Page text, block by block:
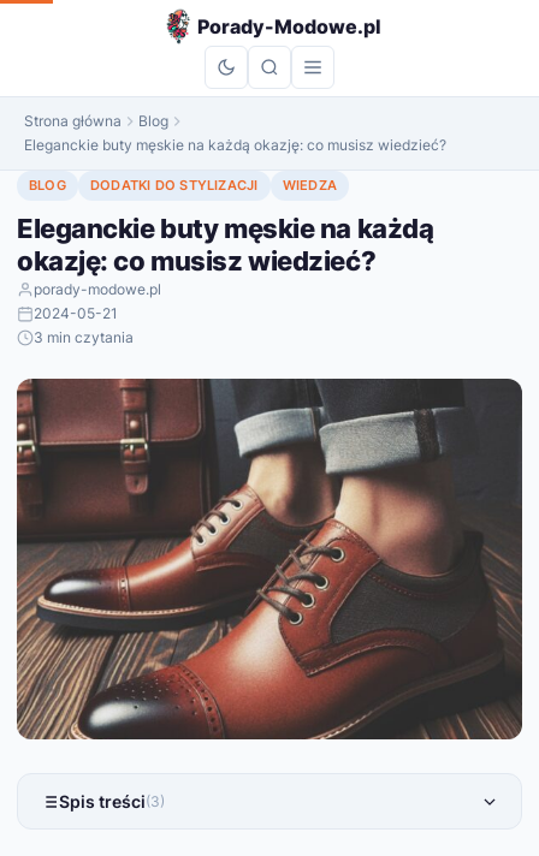
do
Porady-Modowe.pl
Strona główna
Blog
Eleganckie buty męskie na każdą okazję: co musisz wiedzieć?
BLOG DODATKI DO STYLIZACJI WIEDZA
Eleganckie buty męskie na każdą
okazję: co musisz wiedzieć?
porady-modowe.pl
2024-05-21
3 min czytania
Spis treści(3)